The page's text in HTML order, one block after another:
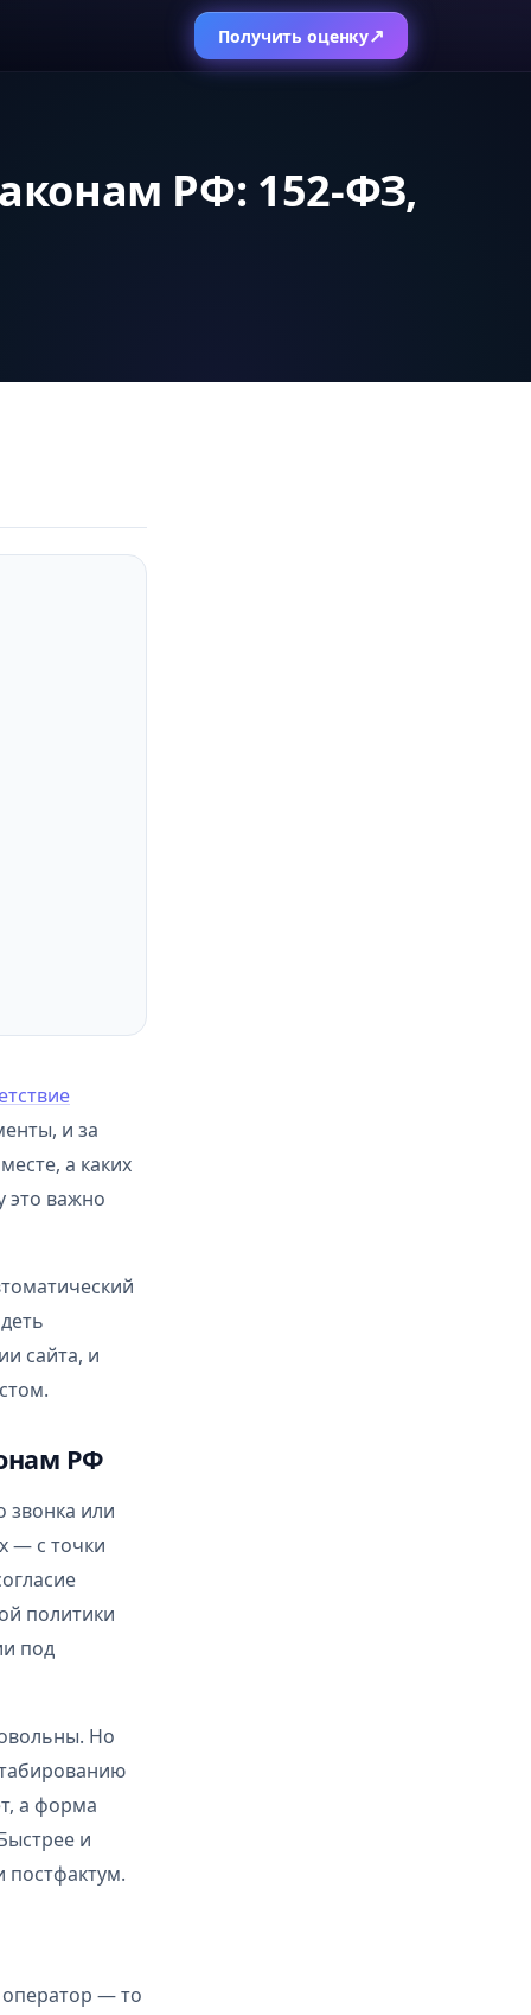
Получить оценку↗
РФ: 152-ФЗ,
и за
а каких
это важно
сайта, и
РФ
звонка или
— с точки
политики
под
Но
а форма
и
постфактум.
— то